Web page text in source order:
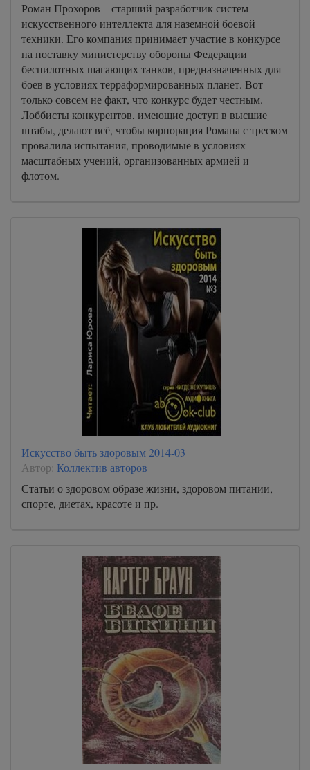
Роман Прохоров – старший разработчик систем
искусственного интеллекта для наземной боевой
техники. Его компания принимает участие в конкурсе
на поставку министерству обороны Федерации
беспилотных шагающих танков, предназначенных для
боев в условиях терраформированных планет. Вот
только совсем не факт, что конкурс будет честным.
Лоббисты конкурентов, имеющие доступ в высшие
штабы, делают всё, чтобы корпорация Романа с треском
провалила испытания, проводимые в условиях
масштабных учений, организованных армией и
флотом.
Искусство быть здоровым 2014-03
Автор: Коллектив авторов
Статьи о здоровом образе жизни, здоровом питании,
спорте, диетах, красоте и пр.